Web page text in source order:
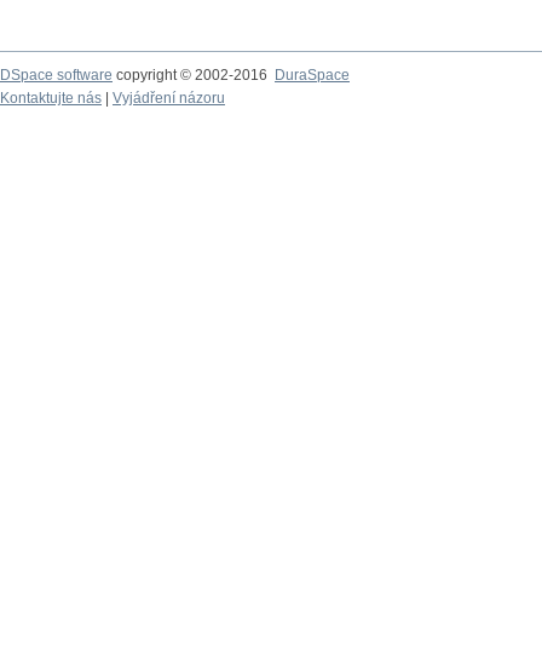
DSpace software copyright © 2002-2016
DuraSpace
Kontaktujte nás
Vyjádření názoru